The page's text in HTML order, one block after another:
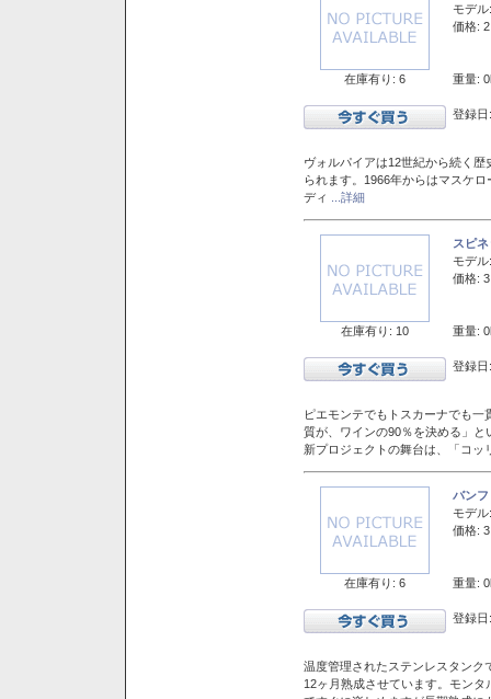
在庫有り: 6
モデル:
価格:
重量:
登録
ヴォルパイアは12世紀から続く
られます。1966年からはマスケ
ディ
...詳細
在庫有り: 10
スピ
モデル:
価格:
重量:
登録
ピエモンテでもトスカーナでも
質が、ワインの90％を決める」
新プロジェクトの舞台は、「コ
在庫有り: 6
バン
モデル:
価格:
重量:
登録
温度管理されたステンレスタンク
12ヶ月熟成させています。モン